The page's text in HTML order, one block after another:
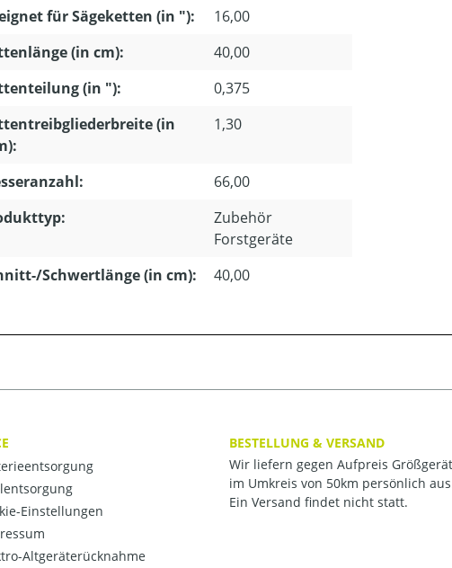
für Sägeketten (in "):
16,00
(in cm):
40,00
(in "):
0,375
(in
1,30
66,00
Zubehör
Forstgeräte
Schwertlänge (in cm):
40,00
Einstellungen
Altgeräterücknahme
BESTELLUNG & VERSAND
Wir liefern gegen Aufpreis
im Umkreis von 50km persönlich
Ein Versand findet nicht statt.